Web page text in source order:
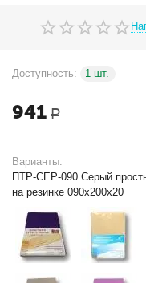
Доступность: 1 шт.
941 Р
Варианты:
ПТР-СЕР-090 Серый
на резинке 090х200х20